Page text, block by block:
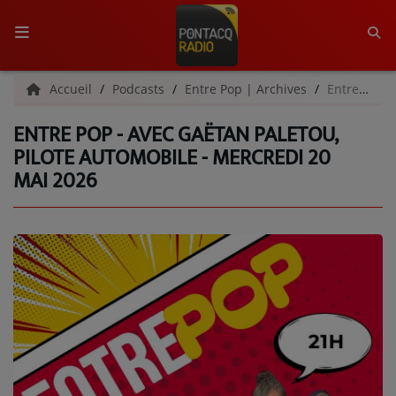
ACCUEIL
RADIO
QUI SOMMES-NOUS ?
L'ÉQUIPE
GRILLE DES PROGRAMMES
C'ÉTAIT QUOI CE TITRE ?
MÉDIAS
PODCASTS - SAISON 2026/2027
Accueil Podcasts Entre Pop | Archives Entre Pop - Avec Gaëtan Paletou, pilote automobile - Mercredi 20 mai 2026
ENTRE POP - AVEC GAËTAN PALETOU,
PILOTE AUTOMOBILE - MERCREDI 20
MAI 2026